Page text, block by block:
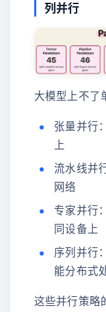
列并行
大模型上不了
张量并行
上
流水线并
网络
专家并行
同设备上
序列并行
能分布式
这些并行策略